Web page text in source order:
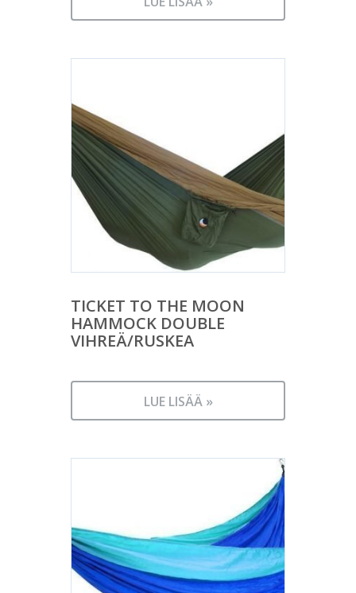
TICKET TO THE MOON
HAMMOCK DOUBLE
VIHREÄ/RUSKEA
LUE LISÄÄ »